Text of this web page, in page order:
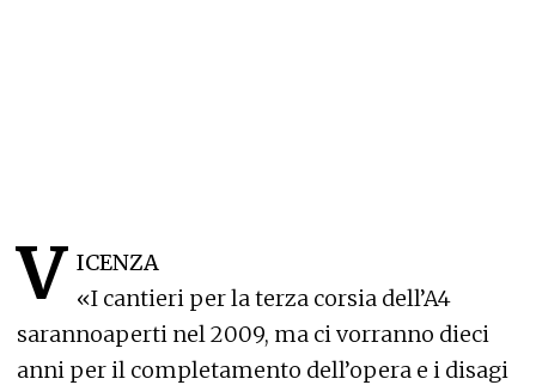
V ICENZA
«I cantieri per la terza corsia dell’A4
sarannoaperti nel 2009, ma ci vorranno dieci
anni per il completamento dell’opera e i disagi